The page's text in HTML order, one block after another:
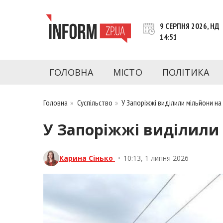
INFORM.ZP.UA – це інформаційний
Запоріжжя та Запорізької області на день.
9 СЕРПНЯ 2026, НД
14:51
ГОЛОВНА МІСТО ПОЛІТИКА
Головна » Суспільство »У Запоріжжі виділили мільйони
У Запоріжжі
Карина Сінько • 10:13, 1 липня 2026